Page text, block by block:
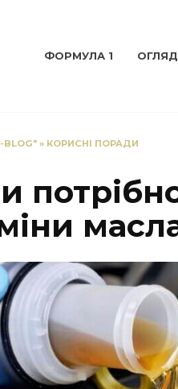
ФОРМУЛА 1
» КОРИСНІ ПОРАДИ